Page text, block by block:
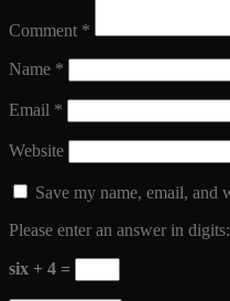
Comment *
Name *
Email *
Website
Save my name, email, and
Please enter an answer in digits:
six + 4 =